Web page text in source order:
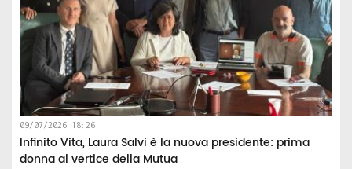
09/07/2026 18:26
Infinito Vita, Laura Salvi è la nuova presidente: prima
donna al vertice della Mutua